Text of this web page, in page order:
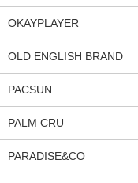
OKAYPLAYER
OLD ENGLISH BRAND
PACSUN
PALM CRU
PARADISE&CO